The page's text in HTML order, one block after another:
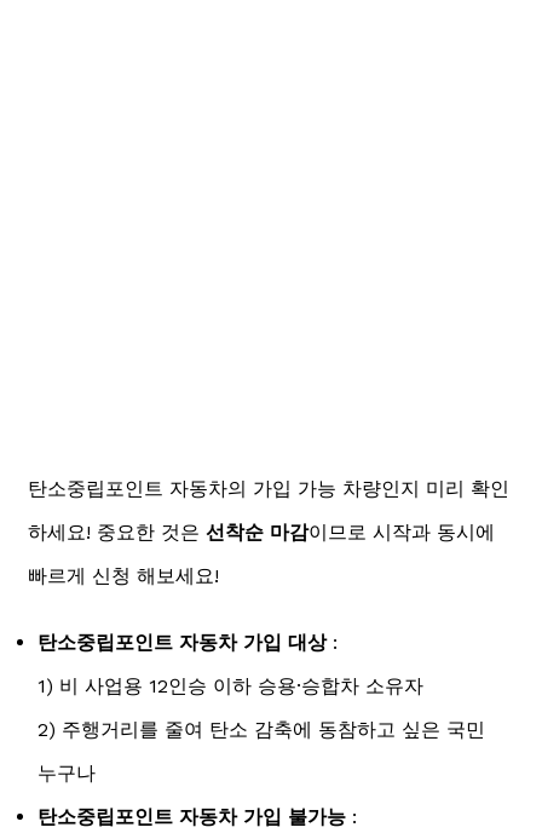
탄소중립포인트 자동차의 가입 가능 차량인지 미리 확인
하세요! 중요한 것은 선착순 마감이므로 시작과 동시에
빠르게 신청 해보세요!
탄소중립포인트 자동차 가입 대상:
1) 비 사업용 12인승 이하 승용·승합차 소유자
2) 주행거리를 줄여 탄소 감축에 동참하고 싶은 국민
누구나
탄소중립포인트 자동차 가입 불가능: